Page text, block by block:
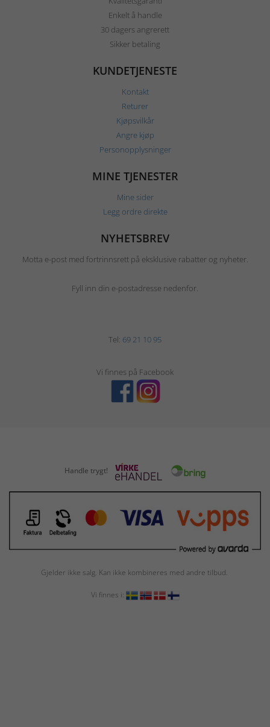
Enkelt å handle
30 dagers angrerett
Sikker betaling
KUNDETJENESTE
Kontakt
Returer
Kjøpsvilkår
Angre kjøp
Personopplysninger
MINE TJENESTER
Mine sider
Legg ordre direkte
NYHETSBREV
Motta e-post med fortrinnsrett på eksklusive rabatter og nyheter.
Fyll inn din e-postadresse nedenfor.
Tel: 69 21 10 95
Vi finnes på Facebook
Handle trygt!
Gjelder ikke salg. Kan ikke kombineres med andre tilbud.
Vi finnes i: